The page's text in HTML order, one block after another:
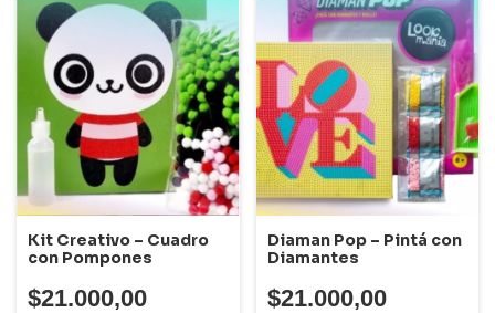
Kit Creativo – Cuadro
con Pompones
$21.000,00
Diaman Pop – Pintá con
Diamantes
$21.000,00